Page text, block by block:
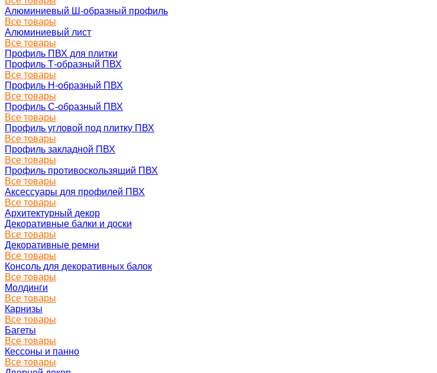
Алюминиевый Ш-образный профиль
Все товары
Алюминиевый лист
Все товары
Профиль ПВХ для плитки
Профиль Т-образный ПВХ
Все товары
Профиль H-образный ПВХ
Все товары
Профиль C-образный ПВХ
Все товары
Профиль угловой под плитку ПВХ
Все товары
Профиль закладной ПВХ
Все товары
Профиль противоскользящий ПВХ
Все товары
Аксессуары для профилей ПВХ
Все товары
Архитектурный декор
Декоративные балки и доски
Все товары
Декоративные ремни
Все товары
Консоль для декоративных балок
Все товары
Молдинги
Все товары
Карнизы
Все товары
Багеты
Все товары
Кессоны и панно
Все товары